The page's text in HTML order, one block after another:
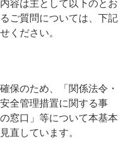
容は主として以下のとお
ご質問については、下記
ください。
保のため、「関係法令・
全管理措置に関する事
窓口」等について本基本
直しています。